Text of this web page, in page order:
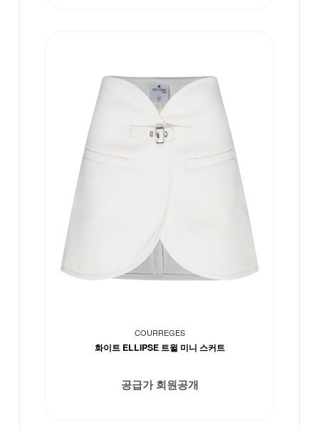
COURREGES
화이트 ELLIPSE 트윌 미니 스커트
공급가 회원공개